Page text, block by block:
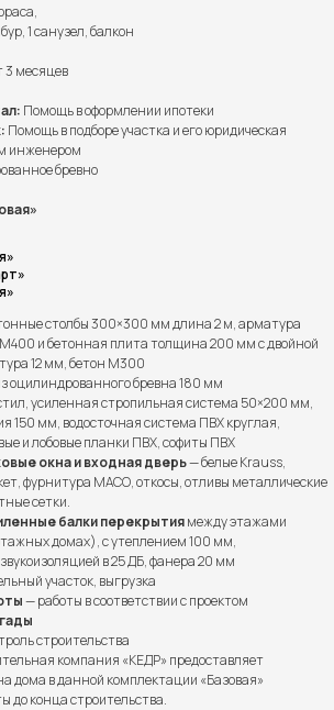
1 санузел, балкон
3 месяцев
Помощь в оформлении ипотеки
Помощь в подборе участка и его юридическая
инженером
бревно
столбы 300×300 мм длина 2 м, арматура
и бетонная плита толщина 200 мм с двойной
12 мм, бетон М300
оцилиндрованного бревна 180 мм
усиленная стропильная система 50×200 мм,
150 мм, водосточная система ПВХ круглая,
и лобовые планки ПВХ, софиты ПВХ
окна и входная дверь— белые Krauss,
фурнитура МАСО, откосы, отливы металлические
сетки.
балки перекрытиямежду этажами
домах), с утеплением 100 мм,
в 25 ДБ, фанера 20 мм
участок, выгрузка
— работы в соответствии с проектом
строительства
компания «КЕДР» предоставляет
дома в данной комплектации «Базовая»
до конца строительства.